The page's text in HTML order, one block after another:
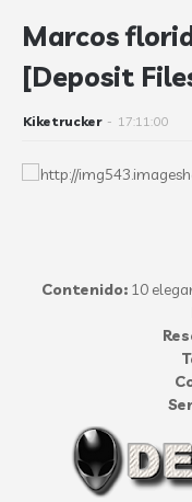
Marcos
[Deposit
Kiketrucker - 17:11:00
Contenido:10